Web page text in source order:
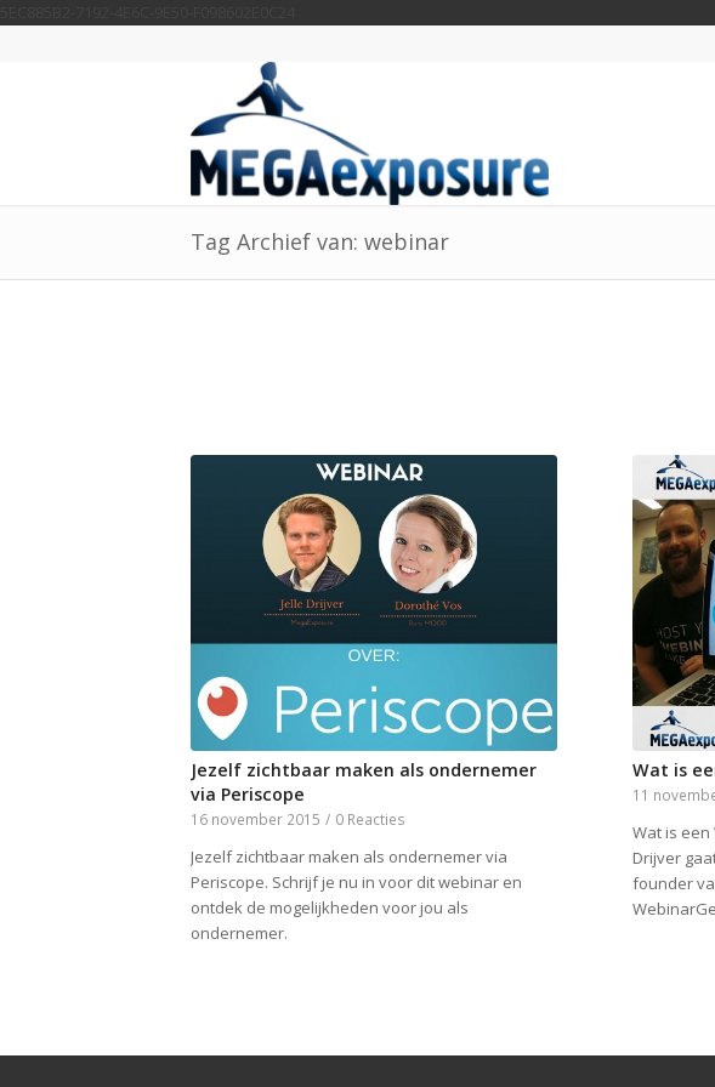
Tag Archief van: webinar
Jezelf zichtbaar maken als ondernemer
via Periscope
16 november 2015 / 0 Reacties
Jezelf zichtbaar maken als ondernemer via
Periscope. Schrijf je nu in voor dit webinar en
ontdek de mogelijkheden voor jou als
ondernemer.
Wat is
11
Wat is een
Drijver
founder